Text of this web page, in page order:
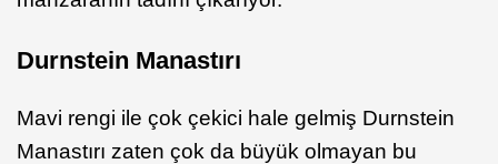
Durnstein Manastırı
Mavi rengi ile çok çekici hale gelmiş Durnstein
Manastırı zaten çok da büyük olmayan bu